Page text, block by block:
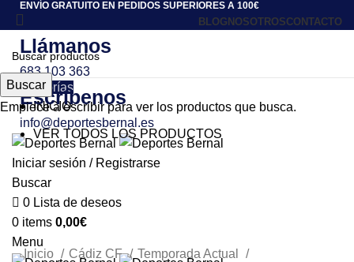
ENVÍO GRATUITO EN PEDIDOS SUPERIORES A 100€
BLOG NOSOTROSCONTACTO
Llámanos
683 103 363
Escríbenos
info@deportesbernal.es
Iniciar sesión / Registrarse
Buscar
0 Lista de deseos
0 items 0,00€
Menu
Categorías
INICIO
VER TODOS LOS PRODUCTOS
Click to enlarge
Inicio Cádiz CF
Temporada Actual
Buscar
Empiece a escribir para ver los productos que busca.